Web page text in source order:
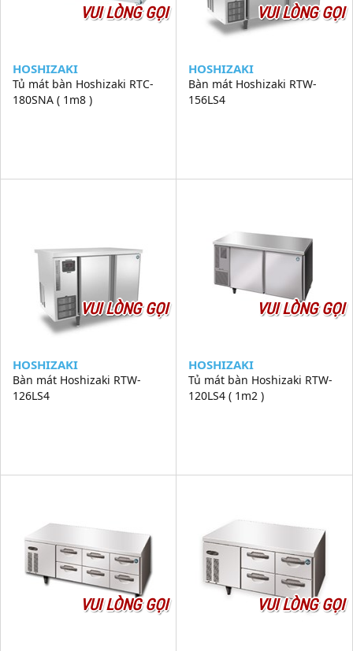
VUI LÒNG GỌI
HOSHIZAKI
Tủ mát bàn Hoshizaki RTC-
180SNA ( 1m8 )
VUI LÒNG GỌI
HOSHIZAKI
Bàn mát Hoshizaki RTW-
156LS4
VUI LÒNG GỌI
HOSHIZAKI
Bàn mát Hoshizaki RTW-
126LS4
VUI LÒNG GỌI
HOSHIZAKI
Tủ mát bàn Hoshizaki RTW-
120LS4 ( 1m2 )
VUI LÒNG GỌI VUI LÒNG GỌI